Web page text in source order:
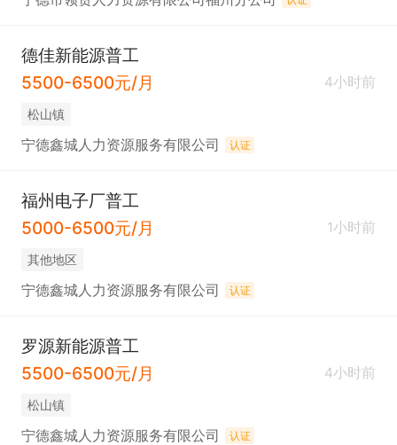
德佳新能源普工
5500-6500元/月
4小时前
松山镇
宁德鑫城人力资源服务有限公司 认证
福州电子厂普工
5000-6500元/月
1小时前
其他地区
宁德鑫城人力资源服务有限公司 认证
罗源新能源普工
5500-6500元/月
4小时前
松山镇
宁德鑫城人力资源服务有限公司 认证